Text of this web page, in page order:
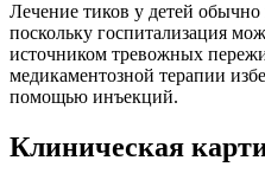
Лечение тиков у детей обычно
поскольку госпитализация
источником тревожных
медикаментозной терапии
помощью инъекций.
Клиническая